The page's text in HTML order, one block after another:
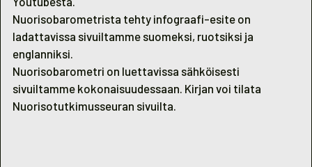
Nuorisobarometrista tehty infograafi-esite on
ladattavissa sivuiltamme suomeksi, ruotsiksi ja
englanniksi.
Nuorisobarometri on luettavissa sähköisesti
sivuiltamme kokonaisuudessaan. Kirjan voi tilata
Nuorisotutkimusseuran sivuilta.